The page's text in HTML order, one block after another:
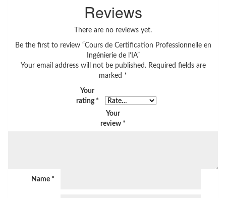
Reviews
There are no reviews yet.
Be the first to review “Cours de Certification Professionnelle en
Ingénierie de l’IA”
Your email address will not be published. Required fields are
marked *
Your
rating *
Your
review *
Name *